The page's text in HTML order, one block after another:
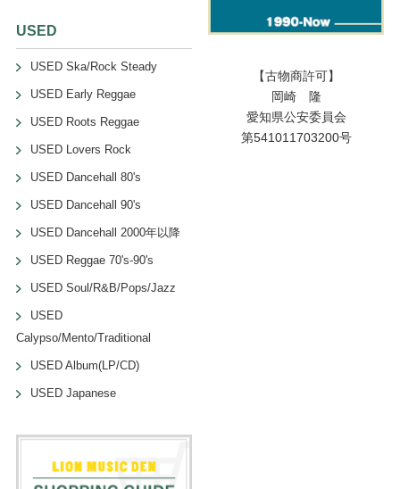
USED
USED Ska/Rock Steady
USED Early Reggae
USED Roots Reggae
USED Lovers Rock
USED Dancehall 80's
USED Dancehall 90's
USED Dancehall 2000年以降
USED Reggae 70's-90's
USED Soul/R&B/Pops/Jazz
USED
Calypso/Mento/Traditional
USED Album(LP/CD)
USED Japanese
【古物商許可】
岡崎 隆
愛知県公安委員会
第541011703200号